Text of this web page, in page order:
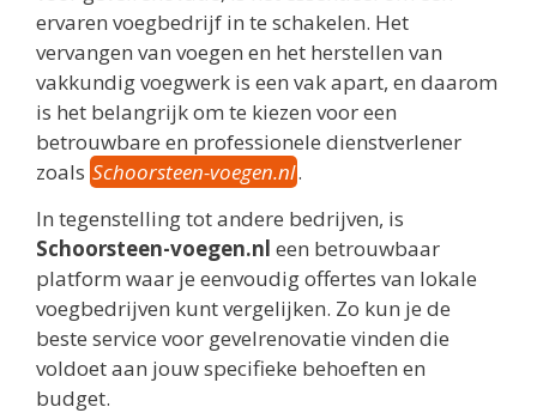
ervaren voegbedrijf in te schakelen. Het
vervangen van voegen en het herstellen van
vakkundig voegwerk is een vak apart, en daarom
is het belangrijk om te kiezen voor een
betrouwbare en professionele dienstverlener
zoals Schoorsteen-voegen.nl.
In tegenstelling tot andere bedrijven, is
Schoorsteen-voegen.nl een betrouwbaar
platform waar je eenvoudig offertes van lokale
voegbedrijven kunt vergelijken. Zo kun je de
beste service voor gevelrenovatie vinden die
voldoet aan jouw specifieke behoeften en
budget.